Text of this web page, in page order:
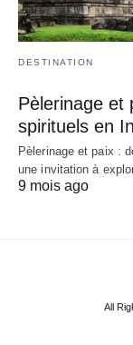
DESTINATION
Pèlerinage et
spirituels en
Pèlerinage et paix :
une invitation à
9 mois ago
All